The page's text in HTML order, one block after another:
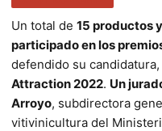
Un total de 15 productos
participado en los
defendido su
Attraction 2022. Un
Arroyo, subdirectora
vitivinicultura del